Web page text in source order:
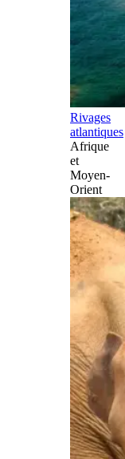
Rivages
atlantiques
Afrique
et
Moyen-
Orient